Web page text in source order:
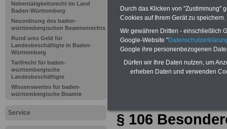
Nebentätigkeitsrecht im Land
Baden-Württemberg
Neuordnung des baden-
württembergischen Beamtenrechts
Rund ums Geld für
Landesbeschäftigte in Baden-
Württemberg
Tarifrecht für baden-
württembergische
Landesbeschäftigte
Wissenswertes für baden-
württembergische Beamte
Service
Unterkunft. Die Website
als 6.000 Gastgeber in
Zur Übersicht
§ 106
Durch das Klicken von "Zustimmung"
Cookies auf Ihrem Gerät zu speichern.
Wir gewähren Dritten - einschließlich
Google-Website "
Google ihre personenbezogenen
Dürfen wir Ihre Daten nutzen, um
erheben Daten und verwenden